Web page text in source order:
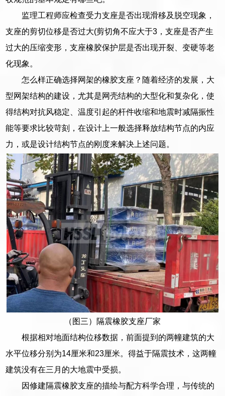
监理工程师应检查受力支座是否出现滑移及脱空现象，
支座的剪切位移是否过大(剪切角不应大于3，支座是否产生
过大的压缩变形，支座橡胶保护层是否出现开裂、变硬等老
化现象。
怎么样正确选择网架的橡胶支座？随着经济的发展，大
型网架结构的建设，尤其是网壳结构的大型化和复杂化，使
得结构对抗风稳定、温度引起的杆件收缩和地震时减隔振性
能等要求比较苛刻，在设计上一般选择释放结构节点的内应
力，或是设计结构节点的刚度来解决上述问题。
（图三）隔震橡胶支座厂家
根据相对地面结构位移数据，前面提到的两幢建筑的大
水平位移分别为14厘米和23厘米。得益于隔震技术，这两幢
建筑没有在三月的大地震中受损。
因修建隔震橡胶支座的描绘与配方科学合理，与传统的